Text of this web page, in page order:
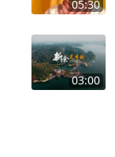
05:30
03:00